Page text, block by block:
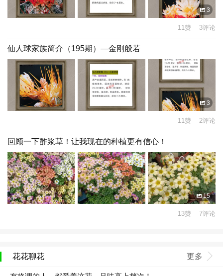
3
11赞 3评论
仙人球家族简介（195期）—金刚般若
3
11赞 2评论
回顾一下酢浆草！让我现在的种植更有信心！
15
13赞 7评论
花花聊花 更多